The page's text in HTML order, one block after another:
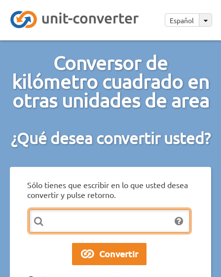
Español
Conversor de
kilómetro cuadrado en
otras unidades de area
¿Qué desea convertir usted?
Sólo tienes que escribir en lo que usted desea
convertir y pulse retorno.